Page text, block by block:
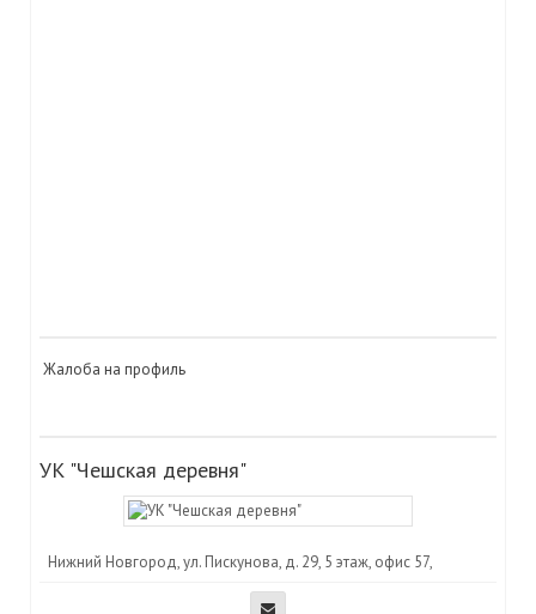
Жалоба на профиль
УК "Чешская деревня"
Нижний Новгород, ул. Пискунова, д. 29, 5 этаж, офис 57,